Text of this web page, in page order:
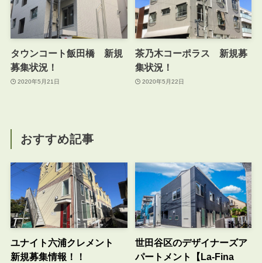
タウンコート飯田橋 新規
募集状況！
2020年5月21日
茶乃木コーポラス 新規募
集状況！
2020年5月22日
おすすめ記事
ユナイト六浦クレメント
新規募集情報！！
世田谷区のデザイナーズア
パートメント【La-Fina